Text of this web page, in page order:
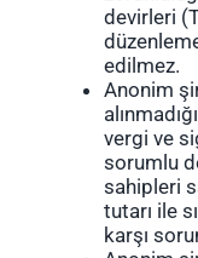
devirleri
edilmez.
Anonim
vergi ve
sorumlu
sahipleri
tutarı ile
karşı